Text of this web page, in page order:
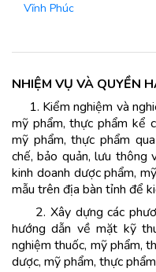
Vĩnh Phúc
NHIỆM VỤ VÀ QUYỀN
1. Kiểm nghiệm và
mỹ phẩm, thực phẩm kể
mỹ phẩm, thực phẩm
chế, bảo quản, lưu thông
kinh doanh dược phẩm,
mẫu trên địa bàn tỉnh để
2. Xây dựng các
hướng dẫn về mặt kỹ
nghiệm thuốc, mỹ phẩm,
dược, mỹ phẩm, thực